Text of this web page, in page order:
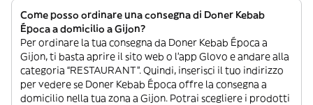
Come posso ordinare una consegna di Doner Kebab
Época a domicilio a Gijon?
Per ordinare la tua consegna da Doner Kebab Época a
Gijon, ti basta aprire il sito web o l’app Glovo e andare alla
categoria “RESTAURANT”. Quindi, inserisci il tuo indirizzo
per vedere se Doner Kebab Época offre la consegna a
domicilio nella tua zona a Gijon. Potrai scegliere i prodotti